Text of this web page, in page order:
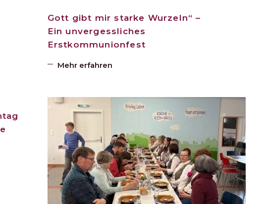
Gott gibt mir starke Wurzeln“ –
Ein unvergessliches
Erstkommunionfest
Mehr erfahren